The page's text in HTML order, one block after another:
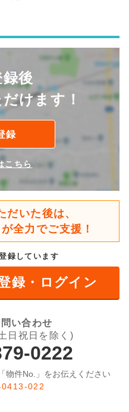
後
けます！
録
こちら
だいた後は、
全力でご支援！
録しています
録・ログイン
い合わせ
日祝日を除く)
0222
物件No.」をお伝えください
0413-022